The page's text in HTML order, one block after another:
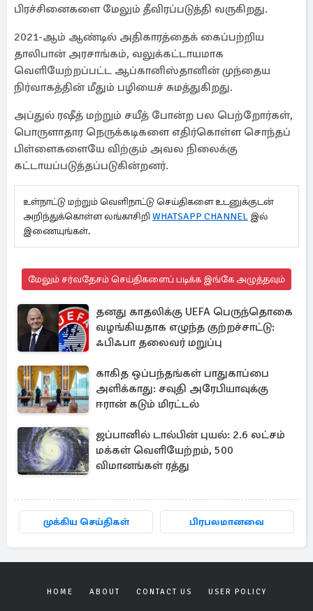
பிரச்சினைகளை மேலும் தீவிரப்படுத்தி வருகிறது.
2021-ஆம் ஆண்டில் அதிகாரத்தைக் கைப்பற்றிய
தாலிபான் அரசாங்கம், வலுக்கட்டாயமாக
வெளியேற்றப்பட்ட ஆப்கானிஸ்தானின் முந்தைய
நிர்வாகத்தின் மீதும் பழியைச் சுமத்துகிறது.
அப்துல் ரஷீத் மற்றும் சயீத் போன்ற பல பெற்றோர்கள்,
பொருளாதார நெருக்கடிகளை எதிர்கொள்ள சொந்தப்
பிள்ளைகளையே விற்கும் அவல நிலைக்கு
கட்டாயப்படுத்தப்படுகின்றனர்.
உள்நாட்டு மற்றும் வெளிநாட்டு செய்திகளை உடனுக்குடன்
அறிந்துக்கொள்ள லங்காசிறி WHATSAPP CHANNEL இல்
இணையுங்கள்.
மேலும் சர்வதேசம் செய்திகளைப் படிக்க இங்கே அழுத்தவும்
தனது காதலிக்கு UEFA பெருந்தொகை
வழங்கியதாக எழுந்த குற்றச்சாட்டு:
ஃபிஃபா தலைவர் மறுப்பு
காகித ஒப்பந்தங்கள் பாதுகாப்பை
அளிக்காது: சவுதி அரேபியாவுக்கு
ஈரான் கடும் மிரட்டல்
ஜப்பானில் டால்பின் புயல்: 2.6 லட்சம்
மக்கள் வெளியேற்றம், 500
விமானங்கள் ரத்து
முக்கிய செய்திகள் பிரபலமானவை
HOME ABOUT CONTACT US USER POLICY